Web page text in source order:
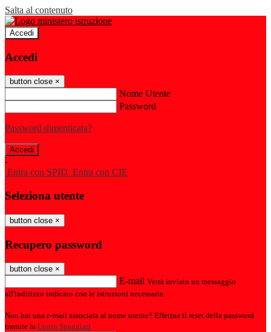
Salta al contenuto
Accedi
Accedi
button close ×
Nome Utente
Password
Password dimenticata?
-
Entra con SPID Entra con CIE
Seleziona utente
button close ×
Recupero password
button close ×
E-mail Verrà inviato un messaggio
all'indirizzo indicato con le istruzioni necessarie.
Non hai una e-mail associata al nome utente? Effettua il reset della password
tramite la Login Spaggiari